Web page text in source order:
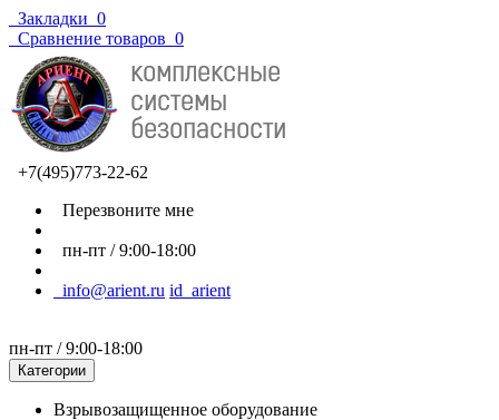
Закладки 0
Сравнение товаров 0
+7(495)773-22-62
Перезвоните мне
пн-пт / 9:00-18:00
info@arient.ru id_arient
пн-пт / 9:00-18:00
Категории
Взрывозащищенное оборудование